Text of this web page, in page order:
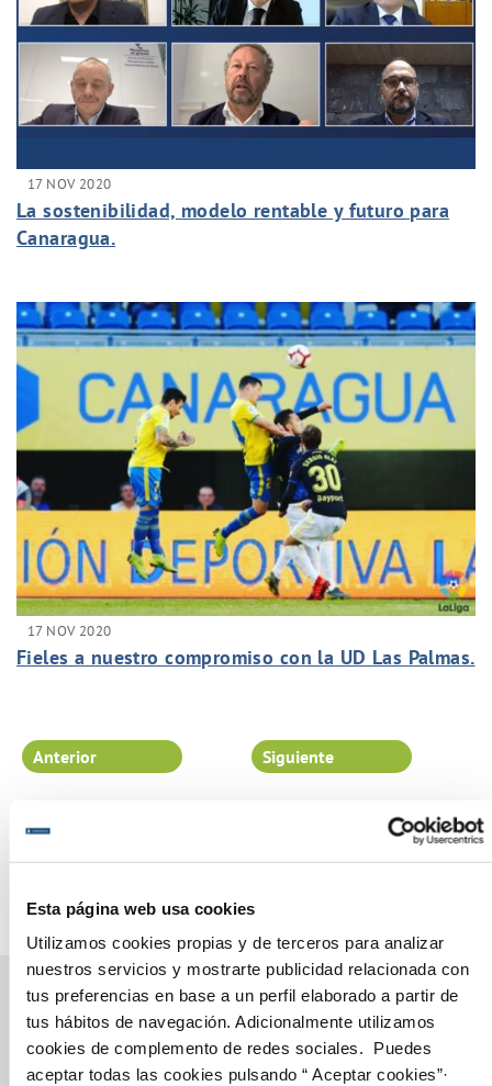
Esta página web usa cookies
Utilizamos cookies propias y de terceros para analizar
nuestros servicios y mostrarte publicidad relacionada con
tus preferencias en base a un perfil elaborado a partir de
tus hábitos de navegación. Adicionalmente utilizamos
cookies de complemento de redes sociales. Puedes
aceptar todas las cookies pulsando “ Aceptar cookies”·
17 NOV 2020
La sostenibilidad, modelo rentable y futuro para
Canaragua.
17 NOV 2020
Fieles a nuestro compromiso con la UD Las Palmas.
Página 59 de 102
Anterior Siguiente
Gestiones Online